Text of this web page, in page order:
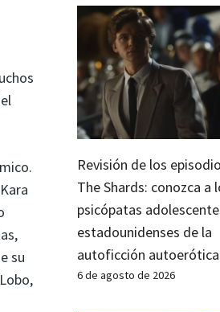
su
Revisión de los
The Shards: conozca a
psicópatas
estadounidenses de la
autoficción autoerótica
6 de agosto de 2026